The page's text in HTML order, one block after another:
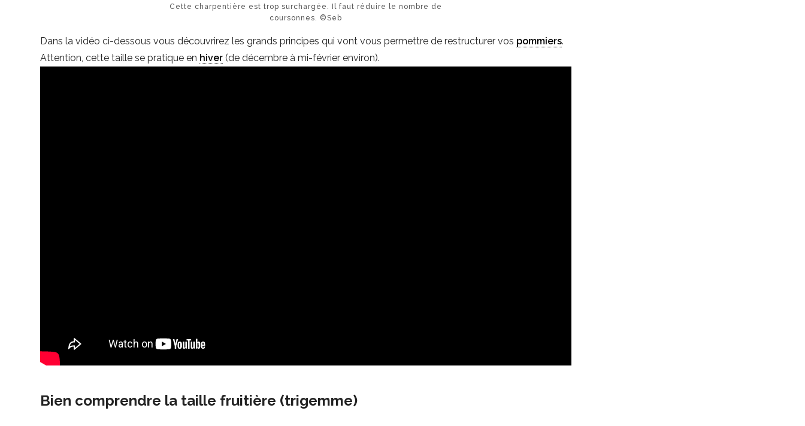
Cette charpentière est trop surchargée. Il faut réduire le nombre de
coursonnes. ©Seb
Dans la vidéo ci-dessous vous découvrirez les grands principes qui vont vous permettre de restructurer vos pommiers.
Attention, cette taille se pratique en hiver (de décembre à mi-février environ).
Bien comprendre la taille fruitière (trigemme)